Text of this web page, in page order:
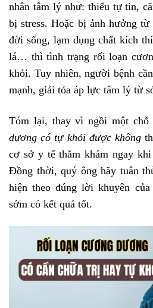
nhân tâm lý như: thiếu tự tin,
bị stress. Hoặc bị ảnh hưởng
đời sống, lạm dụng chất kích
lá… thì tình trạng rối loạn
khỏi. Tuy nhiên, người bệnh
mạnh, giải tỏa áp lực tâm lý từ
Tóm lại, thay vì ngồi một chỗ
dương có tự khỏi được không
cơ sở y tế thăm khám ngay
Đồng thời, quý ông hãy tuân
hiện theo đúng lời khuyên
sớm có kết quả tốt.